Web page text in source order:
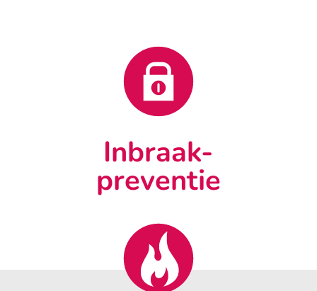
Inbraak-
preventie